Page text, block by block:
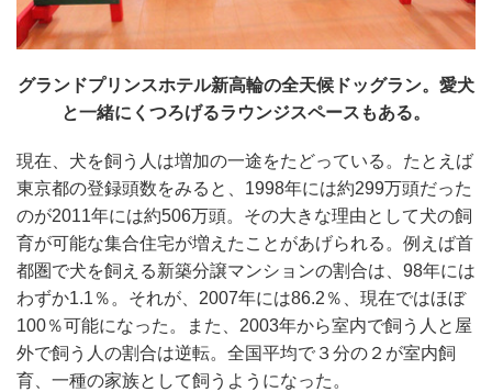
グランドプリンスホテル新高輪の全天候ドッグラン。愛犬
と一緒にくつろげるラウンジスペースもある。
現在、犬を飼う人は増加の一途をたどっている。たとえば
東京都の登録頭数をみると、1998年には約299万頭だった
のが2011年には約506万頭。その大きな理由として犬の飼
育が可能な集合住宅が増えたことがあげられる。例えば首
都圏で犬を飼える新築分譲マンションの割合は、98年には
わずか1.1％。それが、2007年には86.2％、現在ではほぼ
100％可能になった。また、2003年から室内で飼う人と屋
外で飼う人の割合は逆転。全国平均で３分の２が室内飼
育、一種の家族として飼うようになった。